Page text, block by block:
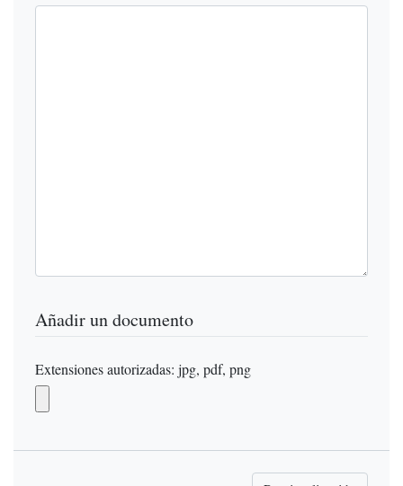
Añadir un documento
Extensiones autorizadas: jpg, pdf, png